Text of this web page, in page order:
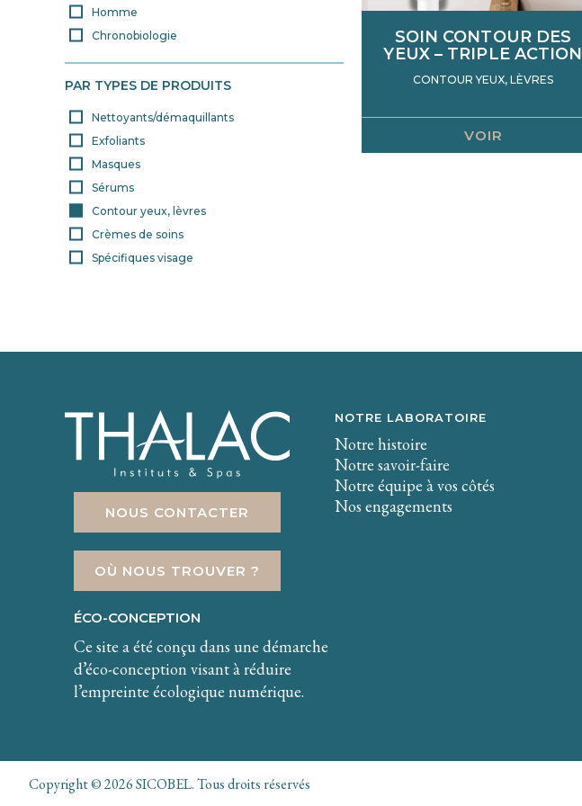
Homme
Chronobiologie
PAR TYPES DE PRODUITS
Nettoyants/démaquillants
Exfoliants
Masques
Sérums
Contour yeux, lèvres
Crèmes de soins
Spécifiques visage
SOIN CONTOUR DES
YEUX – TRIPLE ACTION
CONTOUR YEUX, LÈVRES
VOIR
NOUS CONTACTER
OÙ NOUS TROUVER ?
ÉCO-CONCEPTION
Ce site a été conçu dans une démarche
d’éco-conception visant à réduire
l’empreinte écologique numérique.
NOTRE LABORATOIRE
Notre histoire
Notre savoir-faire
Notre équipe à vos côtés
Nos engagements
Copyright © 2026 SICOBEL. Tous droits réservés